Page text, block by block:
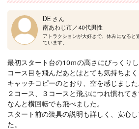
DE さん
南あわじ市／40代男性
アトラクションが大好きで、休みになると
ています。
最初スタート台の10ｍの高さにびっくり
コース目を飛んだあとはとても気持ちよ
キャッチコピーのとおり、空を感じました
２コース、３コースと飛ぶにつれ慣れて
なんと横回転でも飛べました。
スタート前の装具の説明も詳しく、安心
た。